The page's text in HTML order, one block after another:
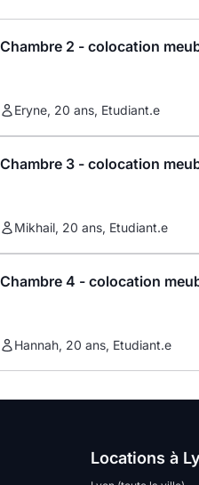
Chambre 2 - colocation
Eryne, 20 ans, Etudiant.e
Chambre 3 - colocation
Mikhail, 20 ans, Etudiant.e
Chambre 4 - colocation
Hannah, 20 ans, Etudiant.e
Locations à